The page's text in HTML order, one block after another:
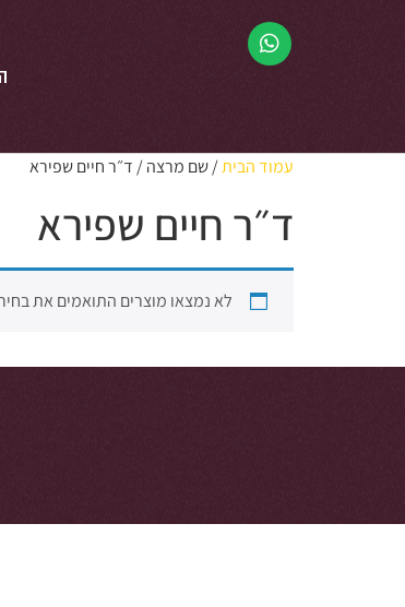
עמוד הבית/ שם מרצה / ד״ר חיים שפירא
ד״ר חיים שפירא
לא נמצאו מוצרים התואמים את